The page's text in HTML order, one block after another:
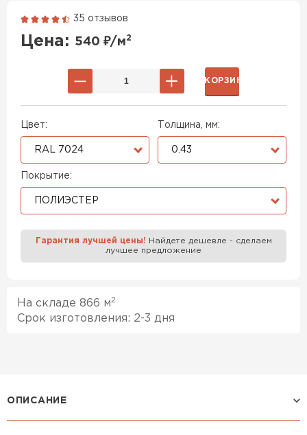
35 отзывов
Цена: 540 ₽/м2
Цвет:
RAL 7024
Толщина, мм:
0.43
Покрытие:
ПОЛИЭСТЕР
В КОРЗИНУ
Гарантия лучшей цены! Найдете дешевле - сделаем
лучшее предложение
На складе 866 м2
Срок изготовления: 2-3 дня
ОПИСАНИЕ
Гибкая черепица